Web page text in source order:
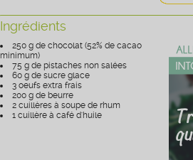
Ingrédients
250 g de chocolat (52% de cacao
minimum)
75 g de pistaches non salées
60 g de sucre glace
3 oeufs extra frais
200 g de beurre
2 cuillères à soupe de rhum
1 cuillère à café d'huile